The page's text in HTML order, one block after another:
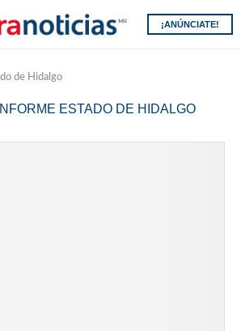
¡ANÚNCIATE!
de Hidalgo
INFORME ESTADO DE HIDALGO